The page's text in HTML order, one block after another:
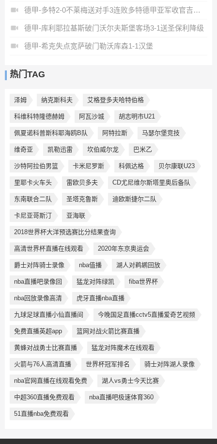
德甲-多特2-0不莱梅送对手3连败多特德甲亚军收官吉拉西破门
德甲-库利耶拉基斯破门沃尔夫斯堡客场3-1送圣保利降级
德甲-希克失点宽萨破门勒沃库森1-1汉堡
热门TAG
泽姆 纳克斯科夫 艾格登多夫哈特伯格
科维科特隆德赫姆 阿瓦沙城 胡志明市U21
佩夏诺科普斯科耶海鸥B队 阿特拉斯 马瑟尔堡竞技
维奇亚 凯勒迅雷 坎伯威尔龙 巴米乙
沙特阿拉伯男篮 卡米尼罗斯 科佩达格 贝尔康联U23
里耶卡火车头 雷欧贝多夫 CD尤尼维尔斯塔里奥后备队
东南联合二队 圣塔克鲁斯 迪欧斯捷尔二队
卡尼亚哥斯汀 亚海联
2018世界杯大洋预选赛比分结果查询
高清世界杯直播在线观看 2020年东京奥运会
爵士对阵骑士录像 nba值播 湖人对鹈鹕回放
nba直播吧录像回 猛龙对阵绿凯 fiba世界杯
nba回放录像高清 虎牙直播nba直播
九球足球直播小仙直播间 今晚国足直播cctv5直播爱奇艺视频
免费直播英超app 篮网对战火箭比赛直播
黄蜂对战勇士比赛直播 猛龙对阵魔术在线观看
火箭与76人高清直播 世界杯冠军排名 骑士对阵湖人录像
nba官网直播在线观看免费 湖人vs勇士今天比赛
中超360直播免费观看 nba直播吧极速体育360
51直播nba免费观看